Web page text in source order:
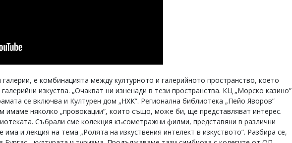
е комбинацията между културното и галерийното пространство, което
изкуства. „Очакват ни изненади в тези пространства. КЦ „Морско казино”
се включва и Културен дом „НХК”. Регионална библиотека „Пейо Яворов”
имаме няколко „провокации”, които също, може би, ще представляват интерес.
Събрали сме колекция късометражни филми, представяни в различни
и лекция на тема „Ролята на изкуствения интелект в изкуството”. Разбира се,